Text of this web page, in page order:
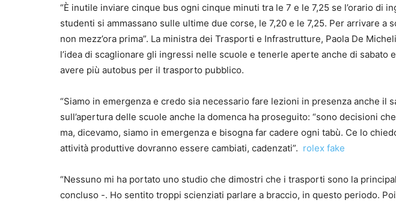
“È inutile inviare cinque bus ogni cinque minuti tra le 7 e le 7,25 se l’orario di
studenti si ammassano sulle ultime due corse, le 7,20 e le 7,25. Per arrivare a
non mezz’ora prima”. La ministra dei Trasporti e Infrastrutture, Paola De
l’idea di scaglionare gli ingressi nelle scuole e tenerle aperte anche di sabato
avere più autobus per il trasporto pubblico.
“Siamo in emergenza e credo sia necessario fare lezioni in presenza anche il
sull’apertura delle scuole anche la domenca ha proseguito: “sono decisioni
ma, dicevamo, siamo in emergenza e bisogna far cadere ogni tabù. Ce lo
attività produttive dovranno essere cambiati, cadenzati”. rolex fake
“Nessuno mi ha portato uno studio che dimostri che i trasporti sono la
concluso -. Ho sentito troppi scienziati parlare a braccio, in questo periodo.